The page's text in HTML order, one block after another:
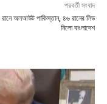
পরবর্তী সংবাদ
অলআউট পাকিস্তান, ৪৬ রানের লিড
নিলো বাংলাদেশ